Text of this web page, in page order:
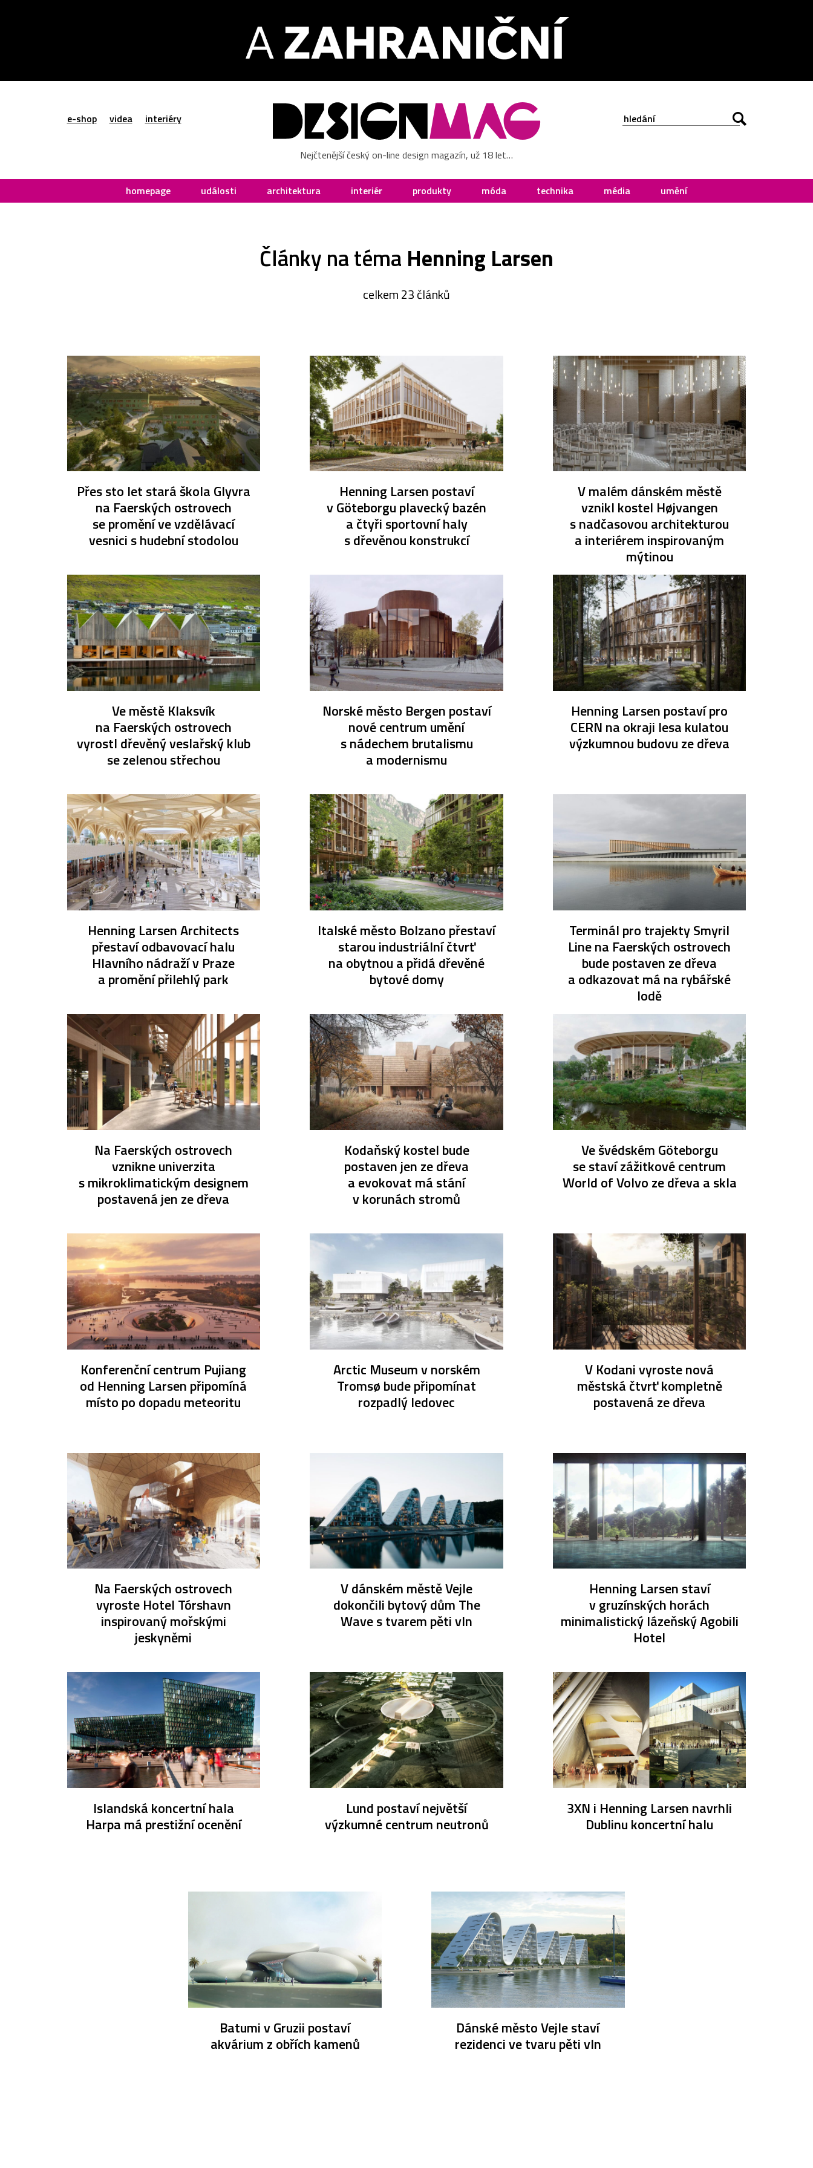
e-shop videa interiéry
Nejčtenější český on-line design magazín, už 18 let…
homepage události architektura interiér produkty móda technika média umění
Články na téma Henning Larsen
celkem 23 článků
Přes sto let stará škola Glyvra
na Faerských ostrovech
se promění ve vzdělávací
vesnici s hudební stodolou
Henning Larsen postaví
v Göteborgu plavecký bazén
a čtyři sportovní haly
s dřevěnou konstrukcí
V malém dánském městě
vznikl kostel Højvangen
s nadčasovou architekturou
a interiérem inspirovaným
mýtinou
Ve městě Klaksvík
na Faerských ostrovech
vyrostl dřevěný veslařský klub
se zelenou střechou
Norské město Bergen postaví
nové centrum umění
s nádechem brutalismu
a modernismu
Henning Larsen postaví pro
CERN na okraji lesa kulatou
výzkumnou budovu ze dřeva
Henning Larsen Architects
přestaví odbavovací halu
Hlavního nádraží v Praze
a promění přilehlý park
Italské město Bolzano přestaví
starou industriální čtvrť
na obytnou a přidá dřevěné
bytové domy
Terminál pro trajekty Smyril
Line na Faerských ostrovech
bude postaven ze dřeva
a odkazovat má na rybářské
lodě
Na Faerských ostrovech
vznikne univerzita
s mikroklimatickým designem
postavená jen ze dřeva
Kodaňský kostel bude
postaven jen ze dřeva
a evokovat má stání
v korunách stromů
Ve švédském Göteborgu
se staví zážitkové centrum
World of Volvo ze dřeva a skla
Konferenční centrum Pujiang
od Henning Larsen připomíná
místo po dopadu meteoritu
Arctic Museum v norském
Tromsø bude připomínat
rozpadlý ledovec
V Kodani vyroste nová
městská čtvrť kompletně
postavená ze dřeva
Na Faerských ostrovech
vyroste Hotel Tórshavn
inspirovaný mořskými
jeskyněmi
V dánském městě Vejle
dokončili bytový dům The
Wave s tvarem pěti vln
Henning Larsen staví
v gruzínských horách
minimalistický lázeňský Agobili
Hotel
Islandská koncertní hala
Harpa má prestižní ocenění
Lund postaví největší
výzkumné centrum neutronů
3XN i Henning Larsen navrhli
Dublinu koncertní halu
Batumi v Gruzii postaví
akvárium z obřích kamenů
Dánské město Vejle staví
rezidenci ve tvaru pěti vln